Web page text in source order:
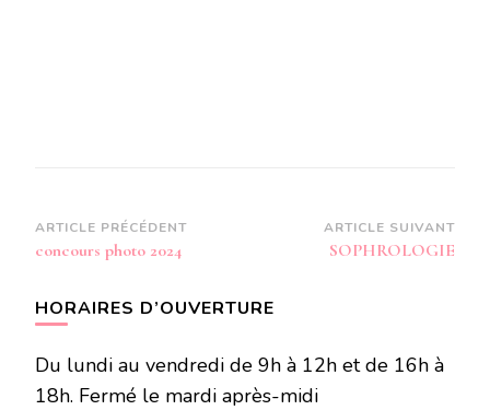
Navigation
d’article
ARTICLE PRÉCÉDENT
concours photo 2024
ARTICLE SUIVANT
SOPHROLOGIE
HORAIRES D’OUVERTURE
Du lundi au vendredi de 9h à 12h et de 16h à
18h. Fermé le mardi après-midi